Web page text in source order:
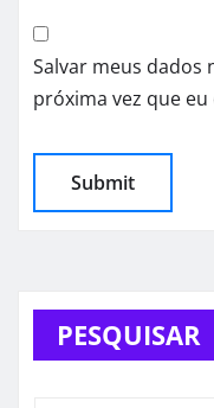
Salvar meus dados
próxima vez que
PESQUISAR